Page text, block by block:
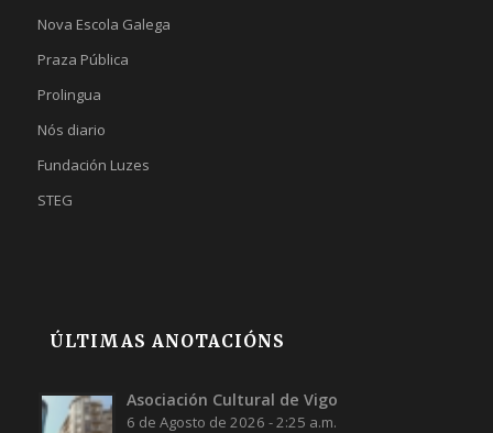
Nova Escola Galega
Praza Pública
Prolingua
Nós diario
Fundación Luzes
STEG
ÚLTIMAS ANOTACIÓNS
Asociación Cultural de Vigo
6 de Agosto de 2026 - 2:25 a.m.